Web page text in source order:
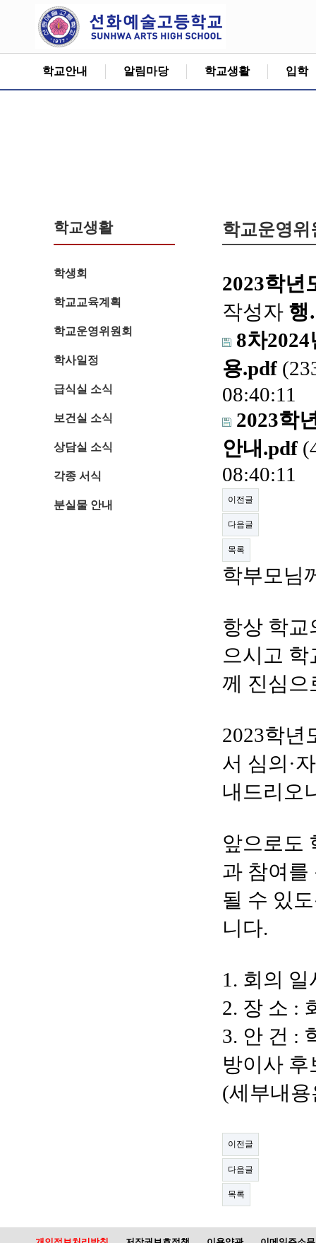
학교안내 알림마당 학교생활 입학
학교생활
학생회
학교교육계획
학교운영위원회
학사일정
급식실 소식
보건실 소식
상담실 소식
각종 서식
분실물 안내
학교운영위
2023학년
작성자
8차
용.pdf
08:40:11
2023학
안내.pdf
08:40:11
이전글
다음글
목록
학부모님
항상 학교
으시고
께 진심으
2023학년
서 심의 ·
내드리오
앞으로도
과 참여를
될 수 있
니다.
1. 회의
2. 장 소 :
3. 안 건 :
방이사
(세부내
이전글
다음글
목록